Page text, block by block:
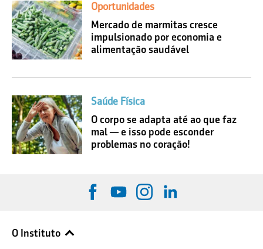
Oportunidades
Mercado de marmitas cresce
impulsionado por economia e
alimentação saudável
Saúde Física
O corpo se adapta até ao que faz
mal — e isso pode esconder
problemas no coração!
O Instituto